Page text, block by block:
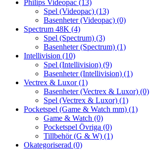
Philips Videopac (13)
Spel (Videopac) (13)
Basenheter (Videopac) (0)
Spectrum 48K (4)
Spel (Spectrum) (3)
Basenheter (Spectrum) (1)
Intellivision (10)
Spel (Intellivision) (9)
Basenheter (Intellivision) (1)
Vectrex & Luxor(1)
Basenheter (Vectrex & Luxor) (0)
Spel (Vectrex & Luxor) (1)
Pocketspel (Game & Watch mm) (1)
Game & Watch (0)
Pocketspel Övriga (0)
Tillbehör (G & W) (1)
Okategoriserad (0)